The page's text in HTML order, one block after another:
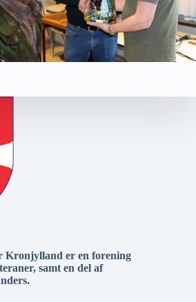
Kronjylland er en forening
samt en del af